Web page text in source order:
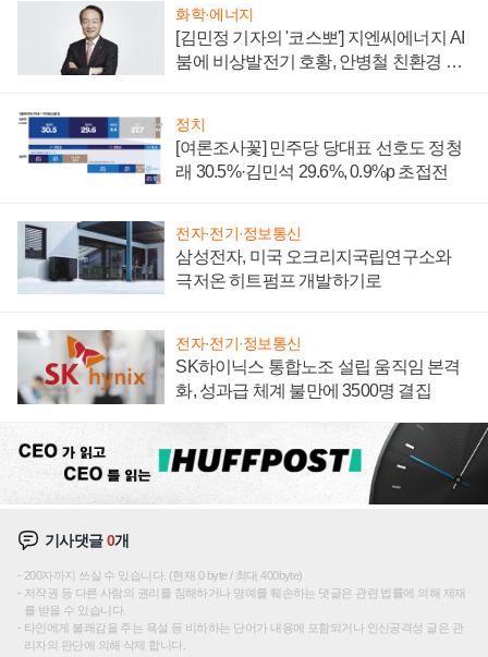
화학·에너지
[김민정 기자의 '코스뽀'] 지엔씨에너지 AI
붐에 비상발전기 호황, 안병철 친환경 에
정치
[여론조사꽃] 민주당 당대표 선호도 정청
래 30.5%·김민석 29.6%, 0.9%p 초접전
전자·전기·정보통신
삼성전자, 미국 오크리지국립연구소와
극저온 히트펌프 개발하기로
전자·전기·정보통신
SK하이닉스 통합노조 설립 움직임 본격
화, 성과급 체계 불만에 3500명 결집
기사댓글0개
200자까지 쓰실 수 있습니다. (현재 0 byte / 최대 400byte)
저작권 등 다른 사람의 권리를 침해하거나 명예를 훼손하는 댓글은 관련 법률에 의해 제재
를 받을 수 있습니다.
타인에게 불쾌감을 주는 욕설 등 비하하는 단어가 내용에 포함되거나 인신공격성 글은 관
리자의 판단에 의해 삭제 합니다.